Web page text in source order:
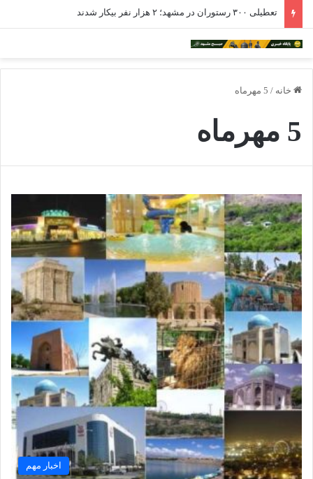
تعطیلی ۳۰۰ رستوران در مشهد؛ ۲ هزار نفر بیکار شدند
خانه / 5 مهرماه
5 مهرماه
اخبار مهم